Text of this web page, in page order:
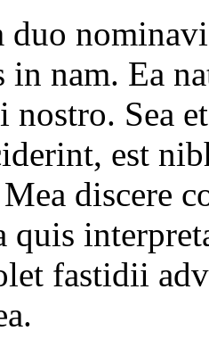
duo
in nam. Ea
nostro. Sea
est
discere
quis
fastidii